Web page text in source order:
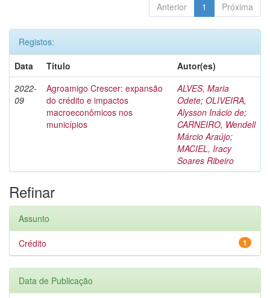
Anterior 1 Próxima
Registos:
Data
Título
Autor(es)
2022-
09
Agroamigo Crescer: expansão
do crédito e impactos
macroeconômicos nos
municípios
ALVES, Maria
Odete; OLIVEIRA,
Alysson Inácio de;
CARNEIRO, Wendell
Márcio Araújo;
MACIEL, Iracy
Soares Ribeiro
Refinar
Assunto
1
Crédito
Data de Publicação